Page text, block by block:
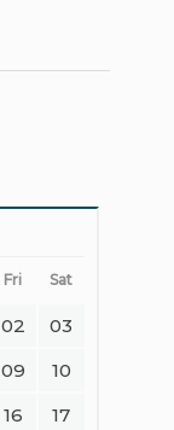
Fri Sat
02
03
09
10
16
17